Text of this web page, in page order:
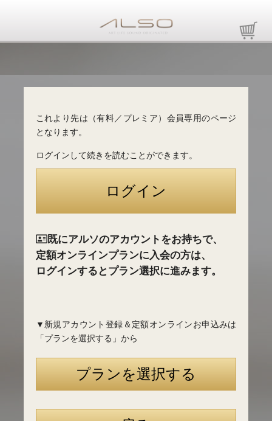
これより先は（有料／プレミア）会員専用のページ
となります。
ログインして続きを読むことができます。
既にアルソのアカウントをお持ちで、
定額オンラインプランに入会の方は、
ログインするとプラン選択に進みます。
▼新規アカウント登録＆定額オンラインお申込みは
「プランを選択する」から